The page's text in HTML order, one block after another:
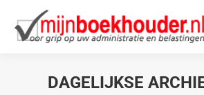
DAGELIJKSE